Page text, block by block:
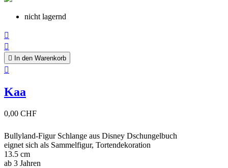
nicht lagernd


 In den Warenkorb

Kaa
0,00 CHF
Bullyland-Figur Schlange aus Disney Dschungelbuch
eignet sich als Sammelfigur, Tortendekoration
13.5 cm
ab 3 Jahren